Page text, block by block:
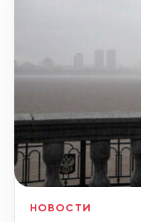
НОВОСТИ